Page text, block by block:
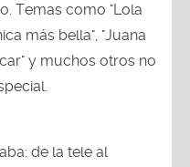
Temas como "Lola
más bella", "Juana
y muchos otros no
de la tele al